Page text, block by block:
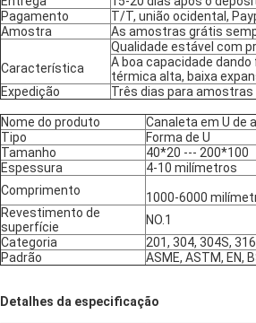
Pagamento
T/T, união ocidental,
Amostra
As amostras grátis
Característica
Qualidade estável com
A boa capacidade
térmica alta, baixa
Expedição
Três dias para amostras
Nome do produto
Canaleta em U de
Tipo
Forma de U
Tamanho
40*20 --- 200*100
Espessura
4-10 milímetros
Comprimento
1000-6000
Revestimento de
superfície
NO.1
Categoria
201, 304, 304S,
Padrão
ASME, ASTM, EN,
Detalhes da especificação